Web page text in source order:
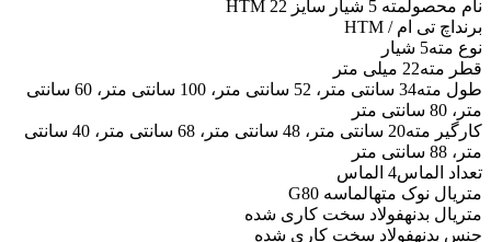
نام محصولمته 5 شیار سایز 22 HTM
برند اچ تی ام / HTM
نوع مته5 شیار
قطر مته22 میلی متر
طول مته
34 سانتی متر، 52 سانتی متر، 100 سانتی متر، 60 سانتی
متر، 80 سانتی متر
کارگیر مته
20 سانتی متر، 48 سانتی متر، 68 سانتی متر، 40 سانتی
متر، 88 سانتی متر
تعداد الماس4 الماس
متریال نوک متهالماسه G80
متریال بدنهفولاد سخت کاری شده
جنس بدنهفولاد سخت کاری شده